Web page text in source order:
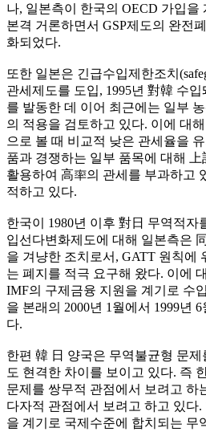
나, 일본측이 한국의 OECD 가입을
본격 거론하면서 GSP제도의 완전
화되었다.
또한 일본은 긴급수입제한조치
관세제도를 도입, 1995년 對韓 수
를 발동한 데 이어 최근에는 일부
의 적용을 검토하고 있다. 이에 대
으로 볼 때 비교적 낮은 관세율을
품과 경쟁하는 일부 품목에 대해
활용하여 高率의 관세를 부과하고
적하고 있다.
한국이 1980년 이후 對日 무역적자
입선다변화제도에 대해 일본측은
을 겨냥한 조치로서, GATT 원칙에
는 폐지를 적극 요구해 왔다. 이에
IMF의 구제금융 지원을 계기로 수
을 본래의 2000년 1월에서 1999년
다.
한편 韓 日 양국은 무역불균형 문
도 현격한 차이를 보이고 있다. 즉
문제를 쌍무적 관점에서 보려고 하
다자적 관점에서 보려고 하고 있다
을 계기로 국제수준에 합치되는 무